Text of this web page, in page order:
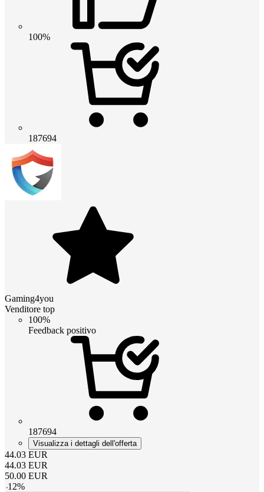
100%
187694
Gaming4you
Venditore top
100%
Feedback positivo
187694
Visualizza i dettagli dell'offerta
44.03 EUR
44.03 EUR
50.00 EUR
-12%